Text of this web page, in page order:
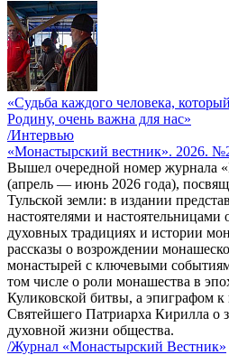
«Судьба каждого человека,
Родину, очень важна для нас»
/Интервью
«Монастырский вестник». 2026.
Вышел очередной номер журнала
(апрель — июнь 2026 года),
Тульской земли: в издании
настоятелями и настоятельницами
духовных традициях и истории
рассказы о возрождении
монастырей с ключевыми
том числе о роли монашества в
Куликовской битвы, а эпиграфом к
Святейшего Патриарха Кирилла о
духовной жизни общества.
/Журнал «Монастырский Вестник»